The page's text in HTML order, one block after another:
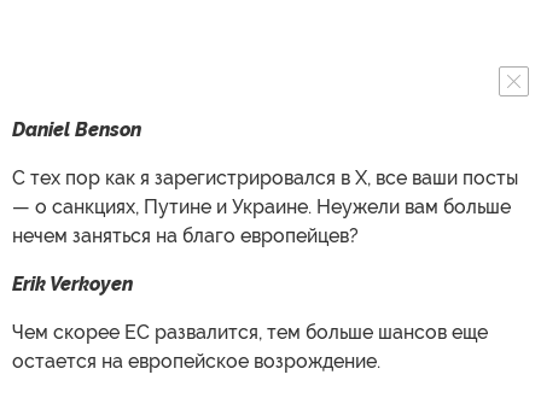
Daniel Benson
С тех пор как я зарегистрировался в X, все ваши посты
— о санкциях, Путине и Украине. Неужели вам больше
нечем заняться на благо европейцев?
Erik Verkoyen
Чем скорее ЕС развалится, тем больше шансов еще
остается на европейское возрождение.